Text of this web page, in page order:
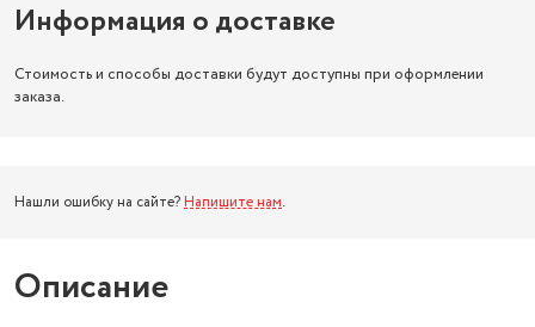
Информация о доставке
Стоимость и способы доставки будут доступны при оформлении
заказа.
Нашли ошибку на сайте? Напишите нам.
Описание